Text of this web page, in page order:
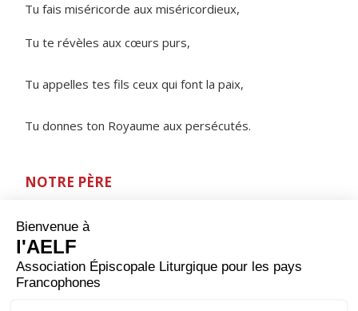
Tu fais miséricorde aux miséricordieux,
Tu te révèles aux cœurs purs,
Tu appelles tes fils ceux qui font la paix,
Tu donnes ton Royaume aux persécutés.
NOTRE PÈRE
Tu demandes à l'humanité, Dieu créateur, de se
perfectionner de jour en jour et d'achever par son
travail l'œuvre immense de la création ; aide-nous à
faire que tous les hommes aient des conditions de